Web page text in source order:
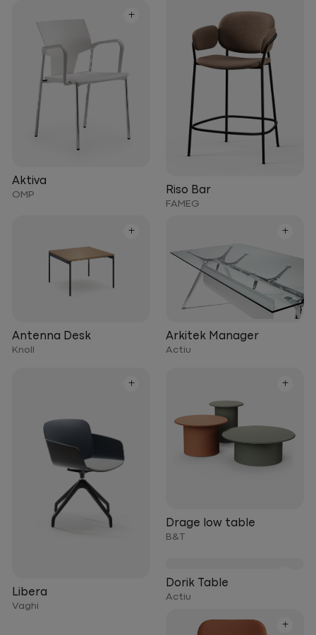
Riso Bar
FAMEG
+
Aktiva
OMP
+
Arkitek Manager
Actiu
+
Antenna Desk
Knoll
+
Drage low table
B&T
+
Libera
Vaghi
Dorik Table
Actiu
+